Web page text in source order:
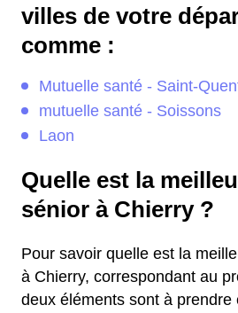
villes de votre
comme :
Mutuelle santé - Saint-
mutuelle santé - Soissons
Laon
Quelle est la
sénior à Chierry ?
Pour savoir quelle est la
à Chierry, correspondant au
deux éléments sont à prendre